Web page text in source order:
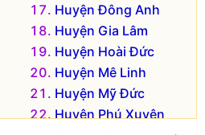
Huyện Đông Anh
Huyện Gia Lâm
Huyện Hoài Đức
Huyện Mê Linh
Huyện Mỹ Đức
Huyện Phú Xuyên